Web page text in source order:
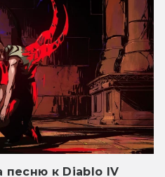
песню к Diablo IV